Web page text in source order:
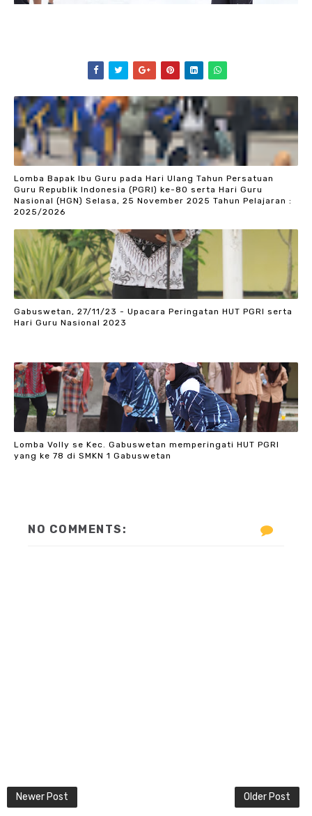
Lomba Bapak Ibu Guru pada Hari Ulang Tahun Persatuan
Guru Republik Indonesia (PGRI) ke-80 serta Hari Guru
Nasional (HGN) Selasa, 25 November 2025 Tahun Pelajaran :
2025/2026
Gabuswetan, 27/11/23 - Upacara Peringatan HUT PGRI serta
Hari Guru Nasional 2023
Lomba Volly se Kec. Gabuswetan memperingati HUT PGRI
yang ke 78 di SMKN 1 Gabuswetan
NO COMMENTS:
Newer Post Older Post